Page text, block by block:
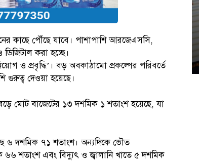
কাছে পৌঁছে যাবে। পাশাপাশি আরজেএসসি,
ডিজিটাল করা হচ্ছে।
ও প্রবৃদ্ধি’। বড় অবকাঠামো প্রকল্পের পরিবর্তে
গুরুত্ব দেওয়া হয়েছে।
মোট বাজেটের ১৩ দশমিক ১ শতাংশ হয়েছে, যা
৬ দশমিক ৭১ শতাংশ। অন্যদিকে ভৌত
শতাংশ এবং বিদ্যুৎ ও জ্বালানি খাতে ৫ দশমিক